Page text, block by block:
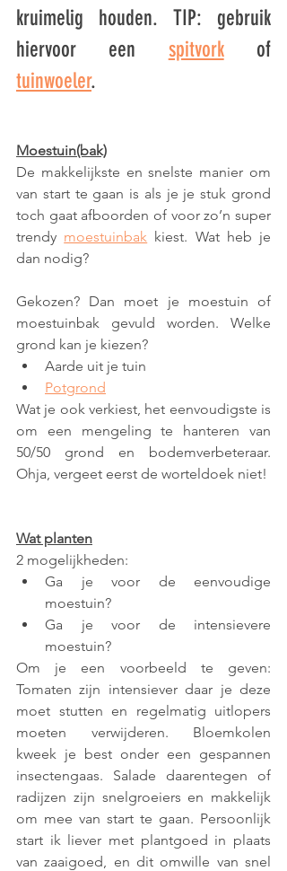
kruimelig houden. TIP: gebruik
hiervoor een spitvork
tuinwoeler.
Moestuin(bak)
De makkelijkste en snelste manier om
van start te gaan is als je je stuk grond
toch gaat afboorden of voor zo’n super
trendy moestuinbak kiest. Wat heb je
dan nodig?
Gekozen? Dan moet je moestuin of
moestuinbak gevuld worden. Welke
grond kan je kiezen?
Aarde uit je tuin
Potgrond
Wat je ook verkiest, het eenvoudigste is
om een mengeling te hanteren van
50/50 grond en bodemverbeteraar.
Ohja, vergeet eerst de worteldoek niet!
Wat planten
2 mogelijkheden:
Ga je voor de eenvoudige
moestuin?
Ga je voor de intensievere
moestuin?
Om je een voorbeeld te geven:
Tomaten zijn intensiever daar je deze
moet stutten en regelmatig uitlopers
moeten verwijderen. Bloemkolen
kweek je best onder een gespannen
insectengaas. Salade daarentegen of
radijzen zijn snelgroeiers en makkelijk
om mee van start te gaan. Persoonlijk
start ik liever met plantgoed in plaats
van zaaigoed, en dit omwille van snel